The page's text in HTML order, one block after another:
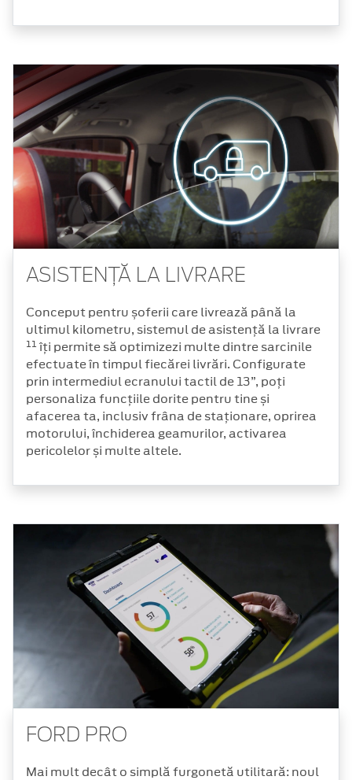
ASISTENȚĂ LA LIVRARE
Conceput pentru șoferii care livrează până la
ultimul kilometru, sistemul de asistență la livrare
11 îți permite să optimizezi multe dintre sarcinile
efectuate în timpul fiecărei livrări. Configurate
prin intermediul ecranului tactil de 13”, poți
personaliza funcțiile dorite pentru tine și
afacerea ta, inclusiv frâna de staționare, oprirea
motorului, închiderea geamurilor, activarea
pericolelor și multe altele.
FORD PRO
Mai mult decât o simplă furgonetă utilitară: noul